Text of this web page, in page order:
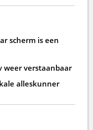
scherm is een
weer verstaanbaar
alleskunner